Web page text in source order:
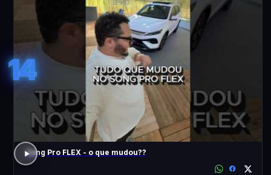
14
Song Pro FLEX - o que mudou??